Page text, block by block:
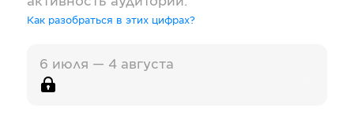
Как разобраться в этих цифрах?
6 июля — 4 августа